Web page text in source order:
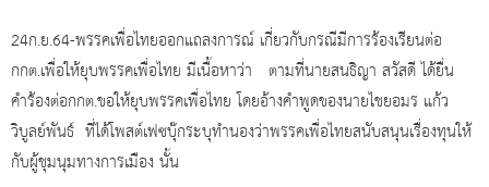
24ก.ย.64-พรรคเพื่อไทยออกแถลงการณ์ เกี่ยวกับกรณีมีการร้องเรียนต่อ
กกต.เพื่อให้ยุบพรรคเพื่อไทย มีเนื้อหาว่า ตามที่นายสนธิญา สวัสดี ได้ยื่น
คำร้องต่อกกต.ขอให้ยุบพรรคเพื่อไทย โดยอ้างคำพูดของนายไชยอมร แก้ว
วิบูลย์พันธ์ ที่ได้โพสต์เฟซบุ๊กระบุทำนองว่าพรรคเพื่อไทยสนับสนุนเรื่องทุนให้
กับผู้ชุมนุมทางการเมือง นั้น